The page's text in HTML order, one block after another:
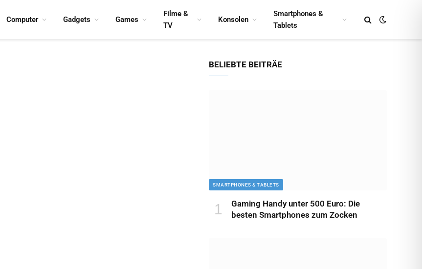
Computer Gadgets Games
Filme &
TV
Konsolen
Smartphones &
Tablets
BELIEBTE BEITRÄE
SMARTPHONES & TABLETS
Gaming Handy unter 500 Euro: Die
besten Smartphones zum Zocken